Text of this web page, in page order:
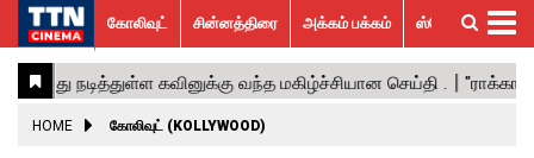
கோலிவுட்
சின்னத்திரை
பாலிவுட்
ஹாலிவுட்
அக்கம்
பக்கம்
ஸ்பெஷல்
ஸ்டோரீஸ்
விமர்சனம்
GALLERY
ACTRESS
VIDEOS
What’s
Hot
Trending
News
கோலிவுட் சின்னத்திரை அக்கம் பக்கம் ஸ்பெஷல் ஸ்டோரீஸ்
HOME கோலிவுட் (KOLLYWOOD)